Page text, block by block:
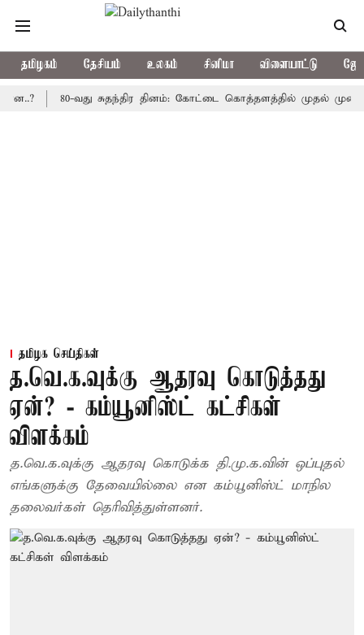
தமிழகம் தேசியம் உலகம் சினிமா விளையாட்டு
80-வது சுதந்திர தினம்: கோட்டை கொத்தளத்தில் முதல் முறையாக
தமிழக செய்திகள்
த.வெ.க.வுக்கு ஆதரவு கொடுத்தது
ஏன்? - கம்யூனிஸ்ட் கட்சிகள்
விளக்கம்
த.வெ.க.வுக்கு ஆதரவு கொடுக்க தி.மு.க.வின் ஒப்புதல்
எங்களுக்கு தேவையில்லை என கம்யூனிஸ்ட் மாநில
தலைவர்கள் தெரிவித்துள்ளனர்.